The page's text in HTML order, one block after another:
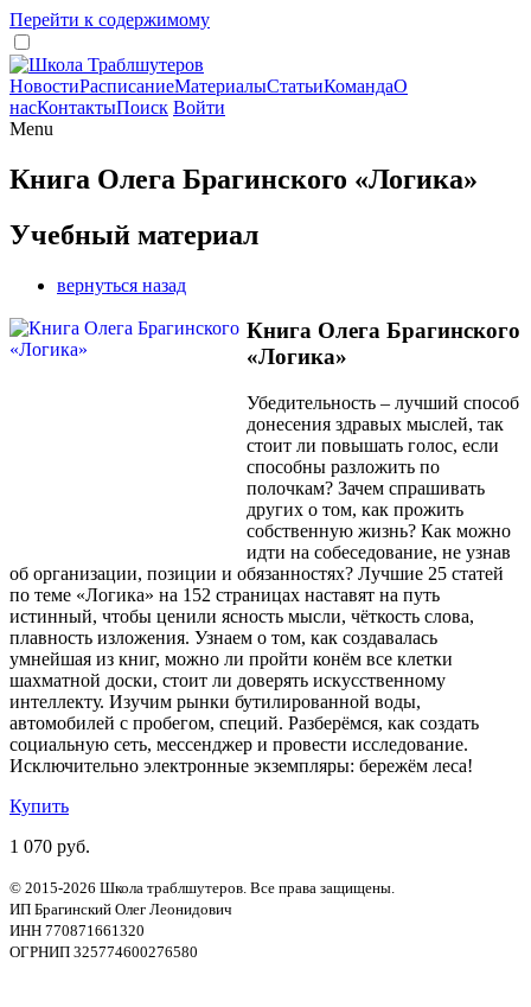
Перейти к содержимому
НовостиРасписаниеМатериалыСтатьиКомандаО
насКонтактыПоиск Войти
Menu
Книга Олега Брагинского «Логика»
Учебный материал
вернуться назад
Книга Олега Брагинского
«Логика»
Убедительность – лучший способ
донесения здравых мыслей, так
стоит ли повышать голос, если
способны разложить по
полочкам? Зачем спрашивать
других о том, как прожить
собственную жизнь? Как можно
идти на собеседование, не узнав
об организации, позиции и обязанностях? Лучшие 25 статей
по теме «Логика» на 152 страницах наставят на путь
истинный, чтобы ценили ясность мысли, чёткость слова,
плавность изложения. Узнаем о том, как создавалась
умнейшая из книг, можно ли пройти конём все клетки
шахматной доски, стоит ли доверять искусственному
интеллекту. Изучим рынки бутилированной воды,
автомобилей с пробегом, специй. Разберёмся, как создать
социальную сеть, мессенджер и провести исследование.
Исключительно электронные экземпляры: бережём леса!
Купить
1 070 руб.
© 2015-2026 Школа траблшутеров. Все права защищены.
ИП Брагинский Олег Леонидович
ИНН 770871661320
ОГРНИП 325774600276580